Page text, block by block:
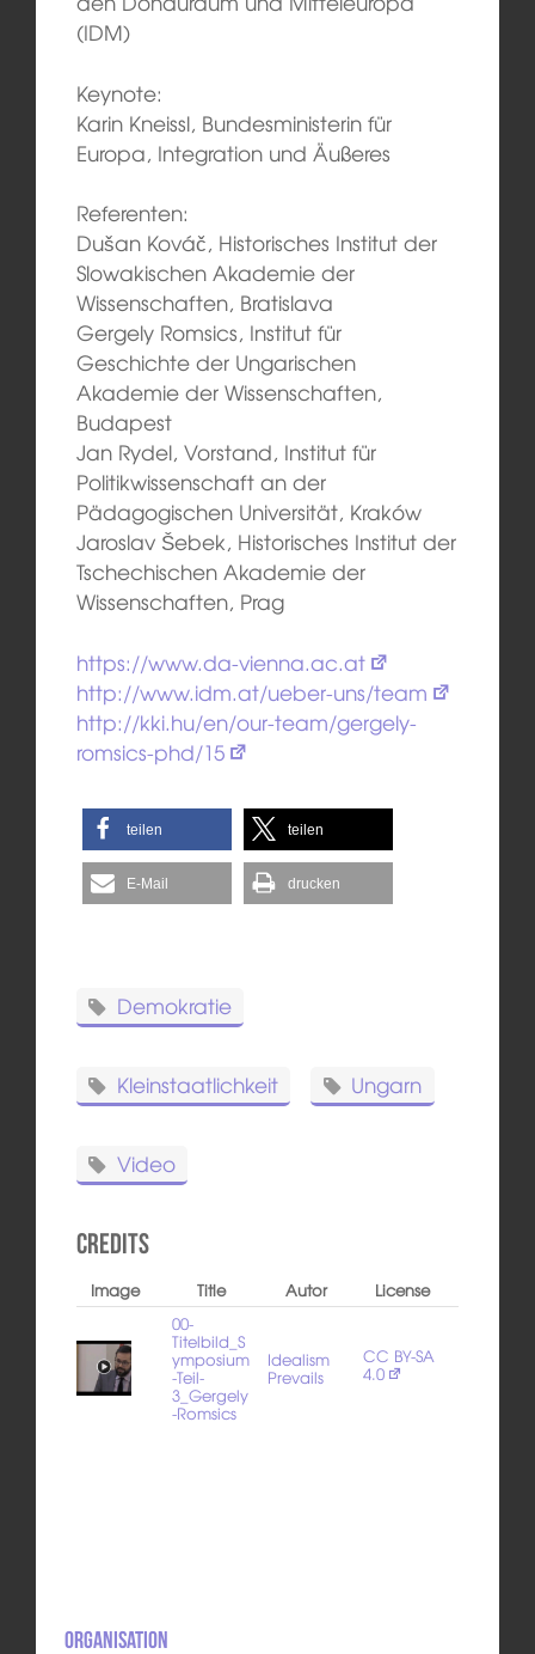
(IDM)
Keynote:
Karin Kneissl, Bundesministerin für
Europa, Integration und Äußeres
Referenten:
Dušan Kováč, Historisches Institut der
Slowakischen Akademie der
Wissenschaften, Bratislava
Gergely Romsics, Institut für
Geschichte der Ungarischen
Akademie der Wissenschaften,
Budapest
Jan Rydel, Vorstand, Institut für
Politikwissenschaft an der
Pädagogischen Universität, Kraków
Jaroslav Šebek, Historisches Institut der
Tschechischen Akademie der
Wissenschaften, Prag
https://www.da-vienna.ac.at
http://www.idm.at/ueber-uns/team
http://kki.hu/en/our-team/gergely-
romsics-phd/15
teilen teilen
E-Mail drucken
Demokratie
Kleinstaatlichkeit Ungarn
Video
Credits
Image Title Autor
License
00-
Titelbild_S
ymposium
-Teil-
3_Gergely
-Romsics
Idealism
Prevails
CC BY-SA
4.0
Organisation